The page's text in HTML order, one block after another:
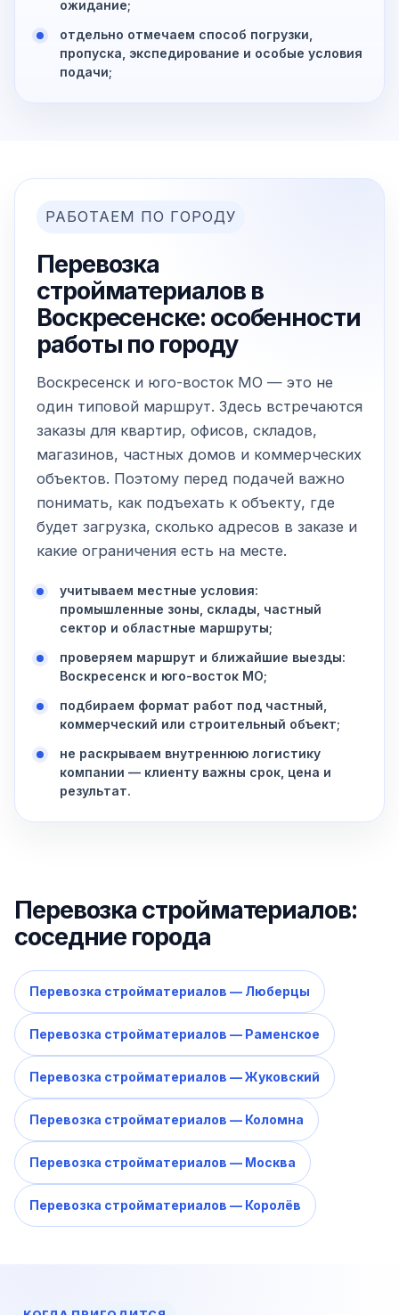
ожидание;
отдельно отмечаем способ погрузки,
пропуска, экспедирование и особые условия
подачи;
РАБОТАЕМ ПО ГОРОДУ
Перевозка
стройматериалов в
Воскресенске: особенности
работы по городу
Воскресенск и юго-восток МО — это не
один типовой маршрут. Здесь встречаются
заказы для квартир, офисов, складов,
магазинов, частных домов и коммерческих
объектов. Поэтому перед подачей важно
понимать, как подъехать к объекту, где
будет загрузка, сколько адресов в заказе и
какие ограничения есть на месте.
учитываем местные условия:
промышленные зоны, склады, частный
сектор и областные маршруты;
проверяем маршрут и ближайшие выезды:
Воскресенск и юго-восток МО;
подбираем формат работ под частный,
коммерческий или строительный объект;
не раскрываем внутреннюю логистику
компании — клиенту важны срок, цена и
результат.
Перевозка стройматериалов:
соседние города
Перевозка стройматериалов — Люберцы
Перевозка стройматериалов — Раменское
Перевозка стройматериалов — Жуковский
Перевозка стройматериалов — Коломна
Перевозка стройматериалов — Москва
Перевозка стройматериалов — Королёв